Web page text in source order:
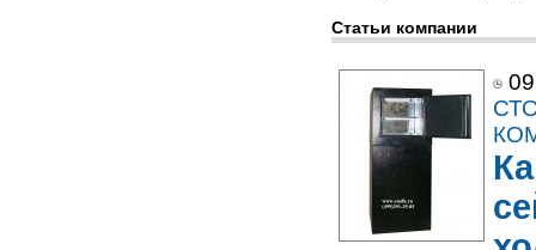
Статьи компании